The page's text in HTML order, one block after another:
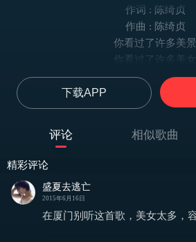
作词 : 陈绮贞
作曲 : 陈绮贞
你看过了许多美景
你看过了许多美女
你迷失在地图上每一道短
你品尝了夜的巴黎
你踏过下雪的北京
却说不出你爱我的原
你累积了许多飞行
下载APP
评论 相似歌曲
精彩评论
盛夏去逃亡
2015年6月16日
在厦门别听这首歌，美女太多，